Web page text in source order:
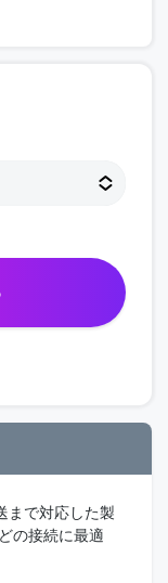
まで対応した製
の接続に最適